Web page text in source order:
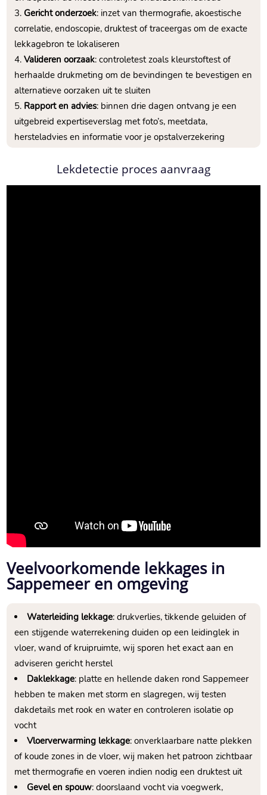
Gericht onderzoek: inzet van thermografie, akoestische
correlatie, endoscopie, druktest of traceergas om de exacte
lekkagebron te lokaliseren
Valideren oorzaak: controletest zoals kleurstoftest of
herhaalde drukmeting om de bevindingen te bevestigen en
alternatieve oorzaken uit te sluiten
Rapport en advies: binnen drie dagen ontvang je een
uitgebreid expertiseverslag met foto’s, meetdata,
hersteladvies en informatie voor je opstalverzekering
Lekdetectie proces aanvraag
Veelvoorkomende lekkages in
Sappemeer en omgeving
Waterleiding lekkage: drukverlies, tikkende geluiden of
een stijgende waterrekening duiden op een leidinglek in
vloer, wand of kruipruimte, wij sporen het exact aan en
adviseren gericht herstel
Daklekkage: platte en hellende daken rond Sappemeer
hebben te maken met storm en slagregen, wij testen
dakdetails met rook en water en controleren isolatie op
vocht
Vloerverwarming lekkage: onverklaarbare natte plekken
of koude zones in de vloer, wij maken het patroon zichtbaar
met thermografie en voeren indien nodig een druktest uit
Gevel en spouw: doorslaand vocht via voegwerk,